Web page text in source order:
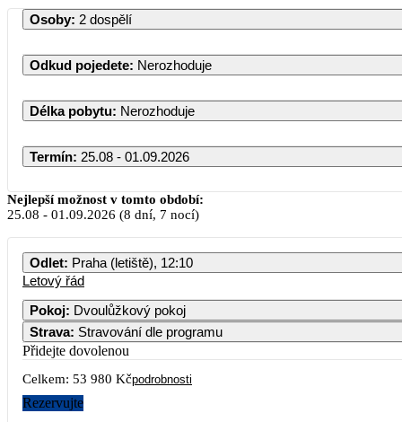
Osoby: 2 dospělí
Odkud pojedete: Nerozhoduje
Délka pobytu: Nerozhoduje
Termín: 25.08 - 01.09.2026
Nejlepší možnost v tomto období:
25.08 - 01.09.2026 (8 dní, 7 nocí)
Odlet: Praha (letiště), 12:10
Letový řád
Pokoj: Dvoulůžkový pokoj
Strava: Stravování dle programu
Přidejte dovolenou
Celkem: 53 980 Kčpodrobnosti
Rezervujte